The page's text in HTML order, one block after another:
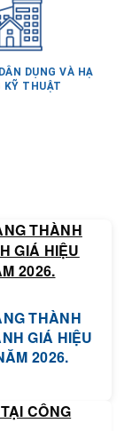
DỤNG VÀ HẠ
KỸ THUẬT
THÀNH
GIÁ HIỆU
2026.